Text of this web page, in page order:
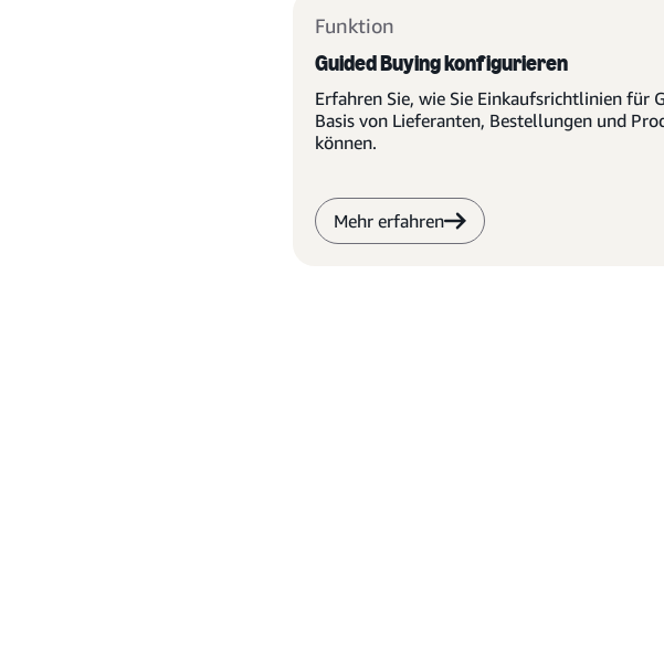
Funktion
Guided Buying konfigurieren
Erfahren Sie, wie Sie Einkaufsrichtlinien für
Basis von Lieferanten, Bestellungen und
können.
Mehr erfahren